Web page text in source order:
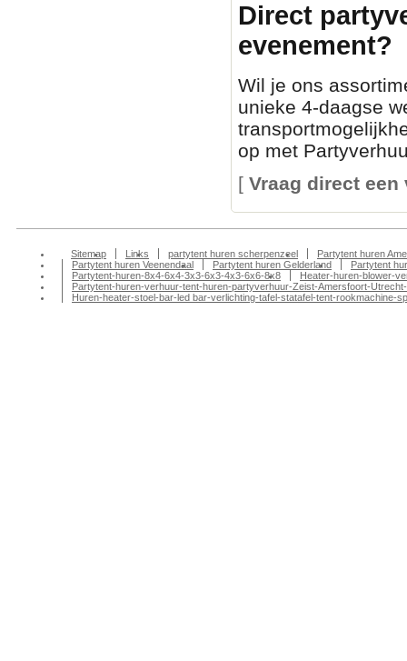
Direct
evenement?
Wil je ons
unieke 4-daagse
op met
[ Vraag direct
Sitemap Links partytent huren scherpenzeel
Partytent huren
Partytent huren Veenendaal
Partytent huren Gelderland
Partytent
Partytent-huren-8x4-6x4-3x3-6x3-4x3-6x6-8x8
Heater-huren-blower-
Partytent-huren-verhuur-tent-huren-partyverhuur-Zeist-Amersfoort-
Huren-heater-stoel-bar-led bar-verlichting-tafel-statafel-tent-